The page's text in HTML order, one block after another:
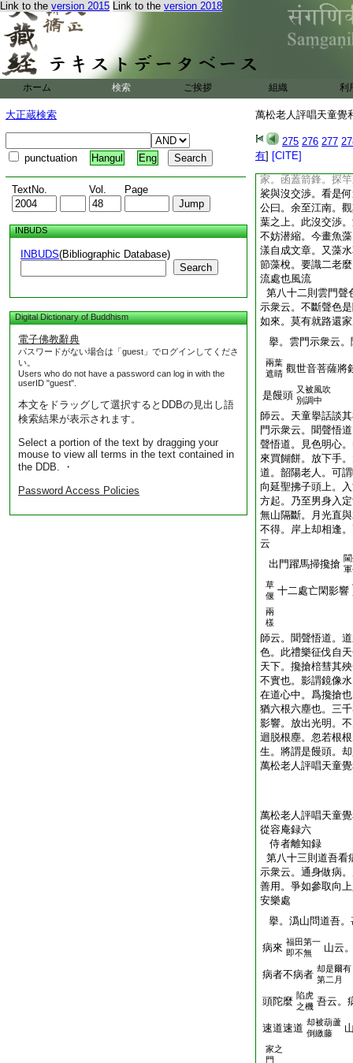
Link to the version 2015 Link to the version 2018
ホーム 検索 ご挨拶 組織 利
大正蔵検索
punctuation Hangul Eng
TextNo. Vol. Page
INBUDS
INBUDS(Bibliographic Database)
Search
Digital Dictionary of Buddhism
電子佛教辭典
パスワードがない場合は「guest」でログインしてくださ
い。
Users who do not have a password can log in with the
userID "guest".
本文をドラッグして選択するとDDBの見出し語
検索結果が表示されます。
Select a portion of the text by dragging your
mouse to view all terms in the text contained in
the DDB. ・
Password Access Policies
萬松老人評唱天童覺
275 276 277
有] [CITE]
有所遯。若夫藏天
恒物之大情也。天
藏舟密負以驗小塘
孤舟。此玄中銘恐
是山河大地。與汝
若從文殊門入者。
發機。若從觀音門
助汝發機。若從普
以此三門。方便示
水。令彼魚龍知水
去根源。早不空過
家。函蓋箭鋒。探
裟與沒交渉。看是
公曰。余至江南。
葉之上。此沒交渉
不妨潜縮。今畫魚
漾自成文章。又藻
節藻梲。要識二老
流處也風流
第八十二則雲門聲
示衆云。不斷聲色
如來。莫有就路還
擧。雲門示衆云
兩葉
遮睛 觀世音菩薩將
是饅頭 又被風吹
別調中
師云。天童擧話談
門示衆云。聞聲悟
聲悟道。見色明心
來買餬餅。放下手
道。韶陽老人。可
向延聖拂子頭上。
方起。乃至男身入
無山隔斷。月光直
不得。岸上却相逢
云
出門躍馬掃攙搶
草
偃 十二處亡閑影響
兩
樣
師云。聞聲悟道。
色。此禮樂征伐自
天下。攙搶棓彗其
不實也。影謂鏡像
在道心中。爲攙搶
猶六根六塵也。三
影響。放出光明。
迴脱根塵。忽若根
生。將謂是饅頭。
萬松老人評唱天童
萬松老人評唱天童
從容庵録六
侍者離知録
第八十三則道吾看
示衆云。通身做病
善用。爭如參取向
安樂處
擧。潙山問道吾
病來 福田第一
即不無
山云
病者不病者 却是爾有
第二月
頭陀麼 陷虎
之機 吾云。
速道速道 却被葫蘆
倒繳藤
家之
門